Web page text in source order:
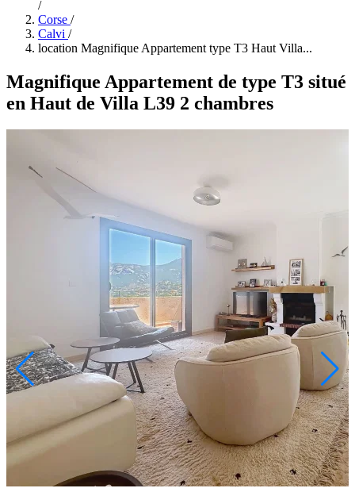
/
Corse /
Calvi /
location Magnifique Appartement type T3 Haut Villa...
Magnifique Appartement de type T3 situé
en Haut de Villa L39 2 chambres